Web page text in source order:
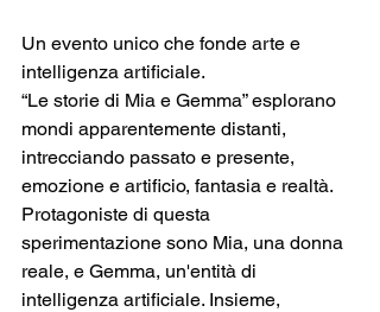
Un evento unico che fonde arte e
intelligenza artificiale.
“Le storie di Mia e Gemma” esplorano
mondi apparentemente distanti,
intrecciando passato e presente,
emozione e artificio, fantasia e realtà.
Protagoniste di questa
sperimentazione sono Mia, una donna
reale, e Gemma, un'entità di
intelligenza artificiale. Insieme,